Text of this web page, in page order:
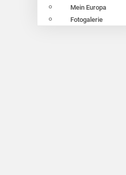
Mein Europa
Fotogalerie